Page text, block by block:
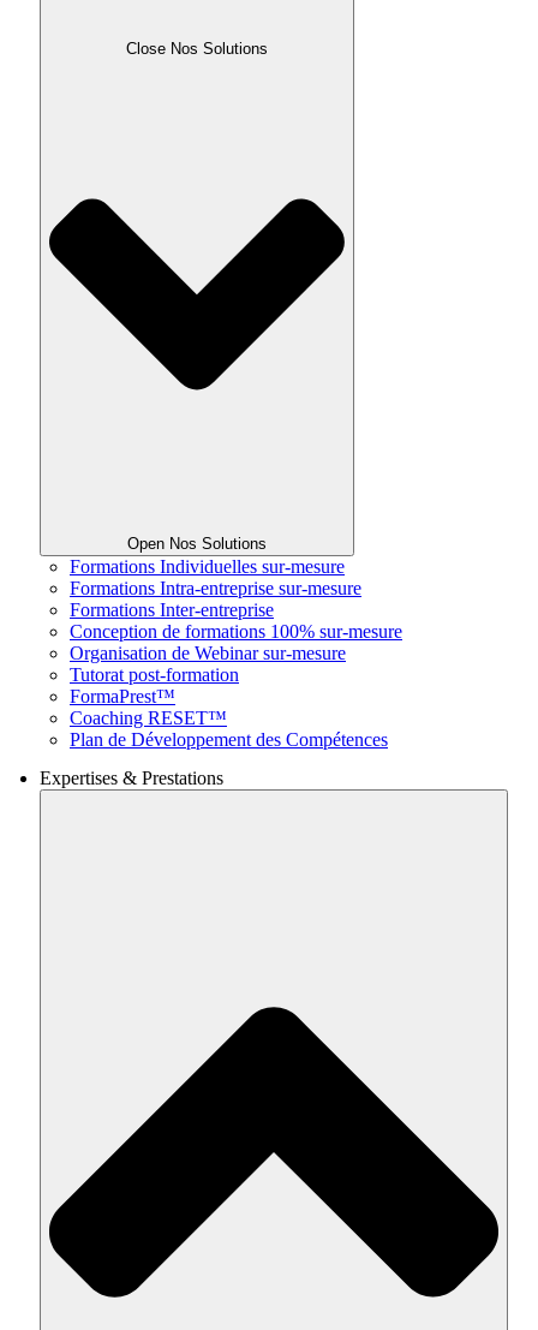
Close Nos Solutions
Open Nos Solutions
Formations Individuelles sur-mesure
Formations Intra-entreprise sur-mesure
Formations Inter-entreprise
Conception de formations 100% sur-mesure
Organisation de Webinar sur-mesure
Tutorat post-formation
FormaPrest™
Coaching RESET™
Plan de Développement des Compétences
Expertises & Prestations